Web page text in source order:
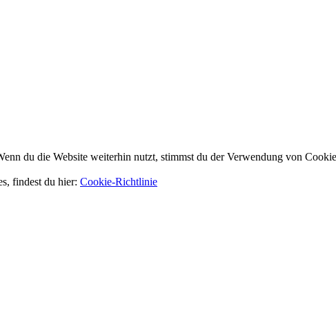
du die Website weiterhin nutzt, stimmst du der Verwendung von
findest du hier: Cookie-Richtlinie